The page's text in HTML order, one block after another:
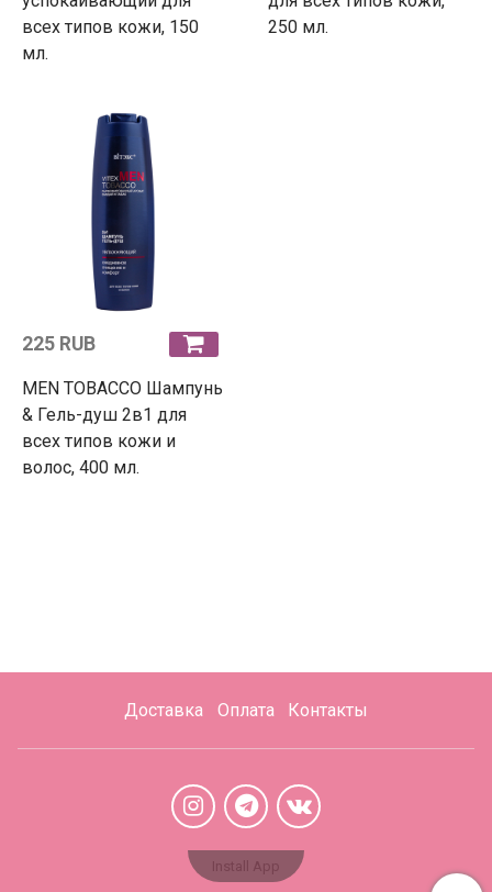
всех типов кожи, 150
мл.
250 мл.
225 RUB
MEN TOBACCO Шампунь
& Гель-душ 2в1 для
всех типов кожи и
волос, 400 мл.
Доставка Оплата Контакты
Install App